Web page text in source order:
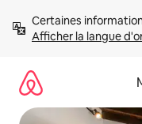
directement
Afficher la langue